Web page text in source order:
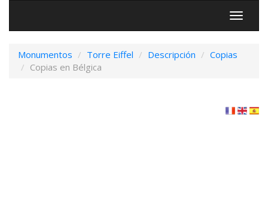
Menú
Monumentos Torre Eiffel Descripción
Copias
Copias en Bélgica